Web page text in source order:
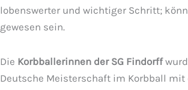
lobenswerter und wichtiger Schritt;
gewesen sein.
Die Korbballerinnen der SG Findorff
Deutsche Meisterschaft im Korbball mit